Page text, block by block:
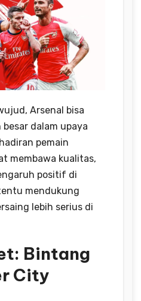
Arsenal bisa
dalam upaya
pemain
membawa kualitas,
positif di
mendukung
lebih serius di
Bintang
City